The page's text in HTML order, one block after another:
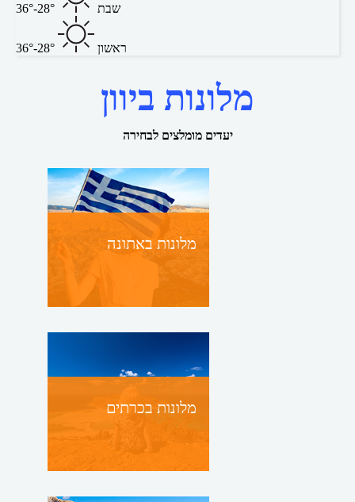
שבת 28°-36°
ראשון 28°-36°
מלונות ביוון
יעדים מומלצים לבחירה
מלונות באתונה
מלונות בכרתים